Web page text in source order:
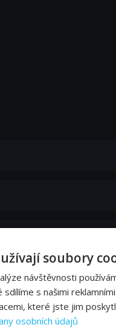
soubory
návštěvnosti
sdílíme s našimi
které jste jim
osobních údajů